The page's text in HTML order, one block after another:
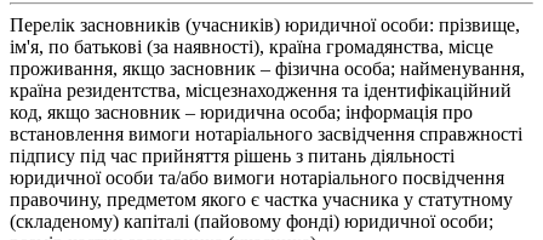
Перелік засновників (учасників) юридичної особи: прізвище,
ім'я, по батькові (за наявності), країна громадянства, місце
проживання, якщо засновник – фізична особа; найменування,
країна резидентства, місцезнаходження та ідентифікаційний
код, якщо засновник – юридична особа; інформація про
встановлення вимоги нотаріального засвідчення справжності
підпису під час прийняття рішень з питань діяльності
юридичної особи та/або вимоги нотаріального посвідчення
правочину, предметом якого є частка учасника у статутному
(складеному) капіталі (пайовому фонді) юридичної особи;